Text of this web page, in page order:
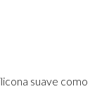
suave